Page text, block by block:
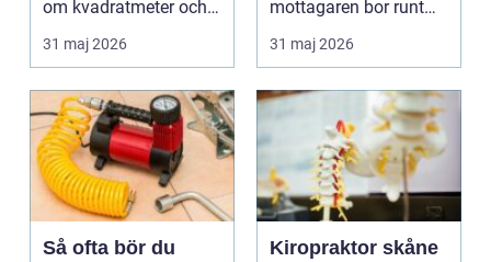
om kvadratmeter och
hyra. För många före...
31 maj 2026
mottagaren bor runt
hörnet eller ...
31 maj 2026
Så ofta bör du
Kiropraktor skåne